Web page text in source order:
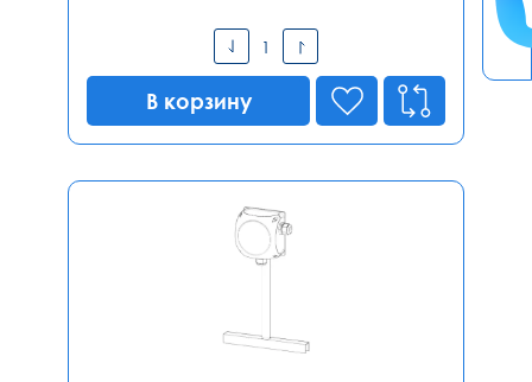
В корзину